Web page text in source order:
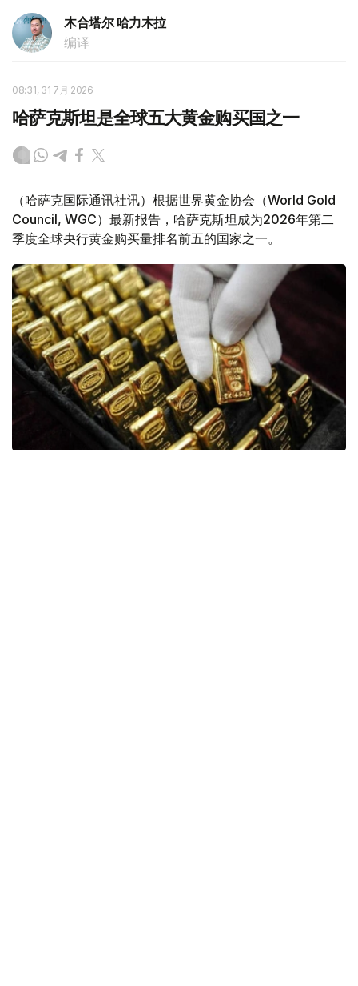
木合塔尔 哈力木拉
编译
08:31, 31 7月 2026
哈萨克斯坦是全球五大黄金购买国之一
（哈萨克国际通讯社讯）根据世界黄金协会（World Gold
Council, WGC）最新报告，哈萨克斯坦成为2026年第二
季度全球央行黄金购买量排名前五的国家之一。